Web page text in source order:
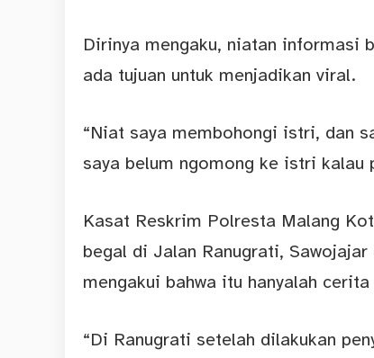
Dirinya mengaku, niatan informasi
ada tujuan untuk menjadikan viral.
“Niat saya membohongi istri, dan
saya belum ngomong ke istri kalau
Kasat Reskrim Polresta Malang
begal di Jalan Ranugrati,
mengakui bahwa itu hanyalah
“Di Ranugrati setelah dilakukan